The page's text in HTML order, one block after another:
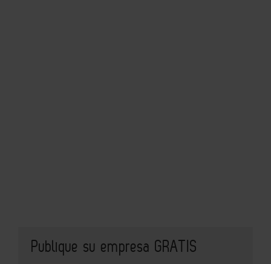
Publique su empresa GRATIS